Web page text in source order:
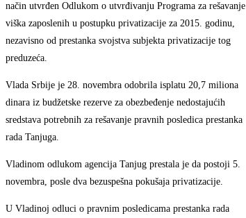
način utvrđen Odlukom o utvrđivanju Programa za rešavanje
viška zaposlenih u postupku privatizacije za 2015. godinu,
nezavisno od prestanka svojstva subjekta privatizacije tog
preduzeća.
Vlada Srbije je 28. novembra odobrila isplatu 20,7 miliona
dinara iz budžetske rezerve za obezbeđenje nedostajućih
sredstava potrebnih za rešavanje pravnih posledica prestanka
rada Tanjuga.
Vladinom odlukom agencija Tanjug prestala je da postoji 5.
novembra, posle dva bezuspešna pokušaja privatizacije.
U Vladinoj odluci o pravnim posledicama prestanka rada